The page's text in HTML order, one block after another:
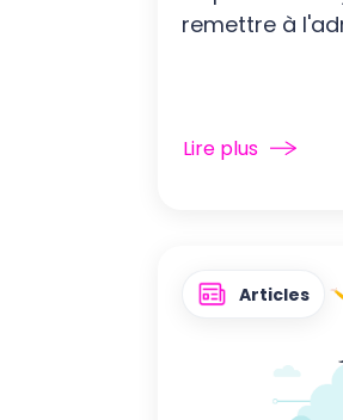
remettre à
Lire plus
Articles